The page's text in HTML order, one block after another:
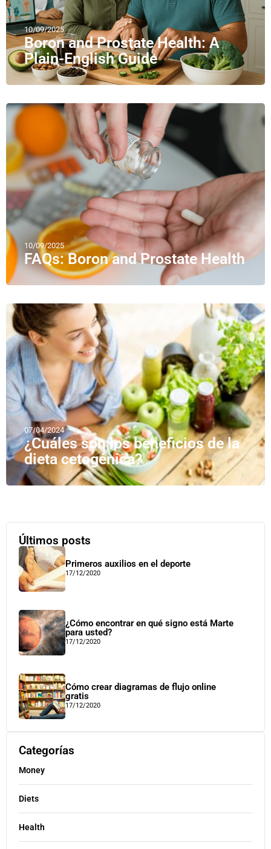
10/09/2025
Boron and Prostate Health: A
Plain-English Guide
10/09/2025
FAQs: Boron and Prostate Health
07/04/2024
¿Cuáles son los beneficios de la
dieta cetogénica?
Últimos posts
Primeros auxilios en el deporte
17/12/2020
¿Cómo encontrar en qué signo está Marte
para usted?
17/12/2020
Cómo crear diagramas de flujo online
gratis
17/12/2020
Categorías
Money
Diets
Health